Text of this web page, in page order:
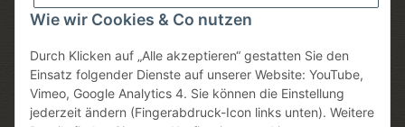
Wie wir Cookies & Co nutzen
Durch Klicken auf „Alle akzeptieren“ gestatten Sie den
Einsatz folgender Dienste auf unserer Website: YouTube,
Vimeo, Google Analytics 4. Sie können die Einstellung
jederzeit ändern (Fingerabdruck-Icon links unten). Weitere
Sicheres einkaufen